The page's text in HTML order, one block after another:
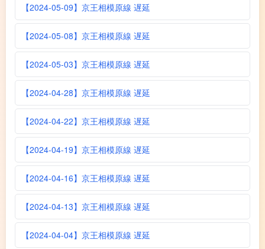
【2024-05-09】京王相模原線 遅延
【2024-05-08】京王相模原線 遅延
【2024-05-03】京王相模原線 遅延
【2024-04-28】京王相模原線 遅延
【2024-04-22】京王相模原線 遅延
【2024-04-19】京王相模原線 遅延
【2024-04-16】京王相模原線 遅延
【2024-04-13】京王相模原線 遅延
【2024-04-04】京王相模原線 遅延